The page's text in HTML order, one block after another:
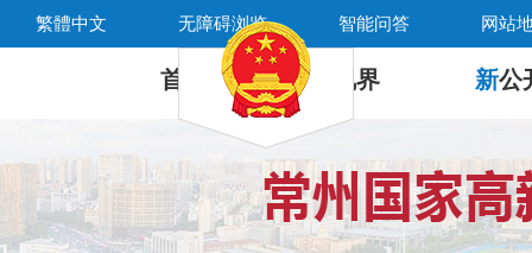
繁體中文 无障碍浏览 智能问答 网站
首 页 新 视界 新公